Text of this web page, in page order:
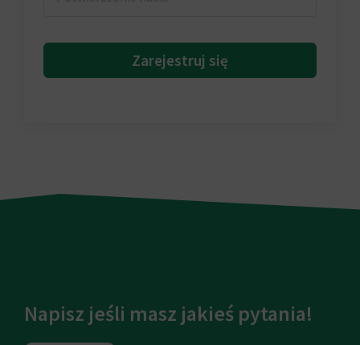
Zarejestruj się
Napisz jeśli masz jakieś pytania!